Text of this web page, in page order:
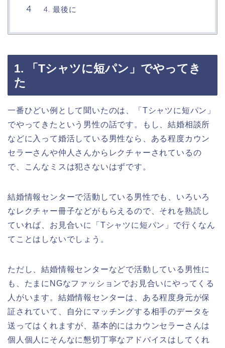
4. 最後に
1. 「Tシャツに短パン」でやってき
た
一番ひどい例として聞いたのは、「Tシャツに短パン」
でやってきたという男性の話です。もし、結婚相談所
などに入って婚活している男性なら、ある程度カウン
セラーさんや仲人さんからレクチャーされているの
で、こんなミスは犯さないはずです。
結婚情報センターで活動している男性でも、いろいろ
なレクチャー冊子などがもらえるので、それを熟読し
ていれば、お見合いに「Tシャツに短パン」で行くなん
てことはしないでしょう。
ただし、結婚情報センターなどで活動している男性に
も、たまにNGなファッションでお見合いにやってくる
人がいます。結婚情報センターは、ある程度身元が保
証されていて、自分にマッチングする相手のデータを
送ってはくれますが、基本的にはカウンセラーさんは
個人個人にそんなに懇切丁寧なアドバイスはしてくれ